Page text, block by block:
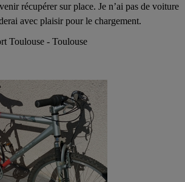
récupérer sur place. Je n’ai pas de voiture
avec plaisir pour le chargement.
Toulouse - Toulouse